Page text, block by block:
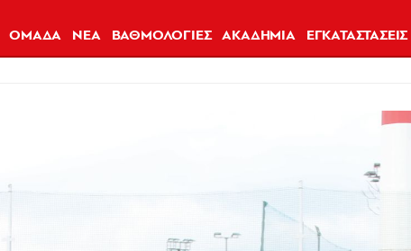
ΟΜΑΔΑ ΝΕΑ ΒΑΘΜΟΛΟΓΙΕΣ ΑΚΑΔΗΜΙΑ ΕΓΚΑΤΑΣΤΑΣΕΙΣ